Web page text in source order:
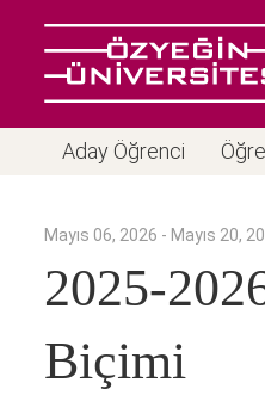
Aday Öğrenci
Mayıs 06, 2026 - Mayıs 20,
2025-
Biçimi